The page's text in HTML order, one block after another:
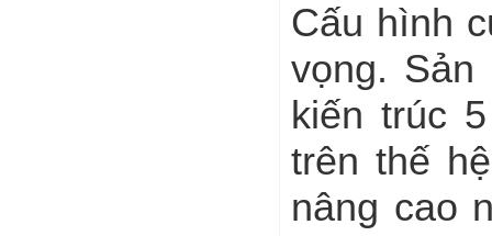
Cấu hình
vọng. Sản
kiến ​​trúc
trên thế
nâng cao